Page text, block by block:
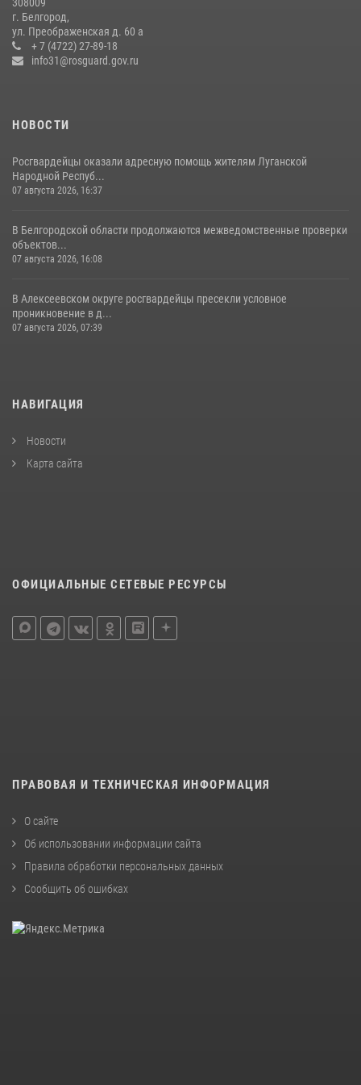
Белгородские росгвардейцы задержали рецидивиста за попытку
кражи из магазина
14 июля 2026, 07:13
г. Белгород,
ул. Преображенская д. 60 а
+ 7 (4722) 27-89-18
info31@rosguard.gov.ru
НОВОСТИ
Росгвардейцы оказали адресную помощь жителям Луганской
Народной Респуб...
07 августа 2026, 16:37
В Белгородской области продолжаются межведомственные проверки
объектов...
07 августа 2026, 16:08
В Алексеевском округе росгвардейцы пресекли условное
проникновение в д...
07 августа 2026, 07:39
НАВИГАЦИЯ
Новости
Карта сайта
ОФИЦИАЛЬНЫЕ СЕТЕВЫЕ РЕСУРСЫ
ПРАВОВАЯ И ТЕХНИЧЕСКАЯ ИНФОРМАЦИЯ
О сайте
Об использовании информации сайта
Правила обработки персональных данных
Сообщить об ошибках